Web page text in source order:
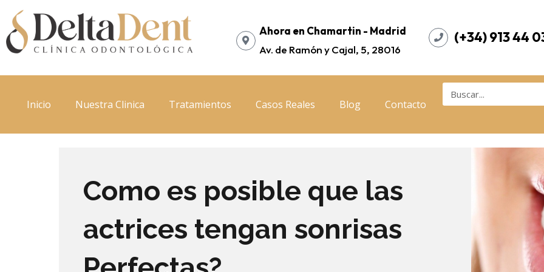
contenido
Ahora en Chamartin - Madrid
Av. de Ramón y Cajal, 5, 28016
(+34) 913 44
Inicio Nuestra Clinica Tratamientos Casos Reales Blog Contacto
Como es posible que las
actrices tengan sonrisas